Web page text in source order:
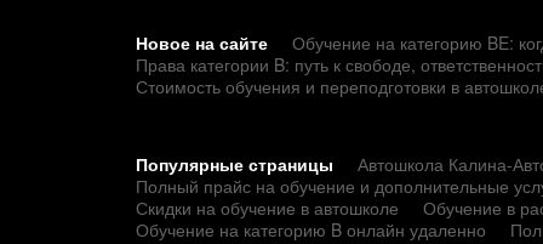
Новое на сайте Обучение на категорию BE:
Права категории B: путь к свободе,
Стоимость обучения и переподготовки в
Популярные страницы
Автошкола Калина-
Полный прайс на обучение и дополнительные
Скидки на обучение в автошколе
Обучение в
Обучение на категорию B онлайн удаленно